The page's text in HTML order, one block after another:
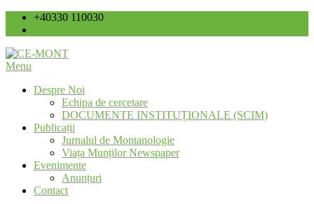
Skip
+40330 110030
CE-MONT
Menu
Despre Noi
Echipa de cercetare
DOCUMENTE INSTITUȚIONALE (SCIM)
Publicații
Jurnalul de Montanologie
Viața Munților Newspaper
Evenimente
Anunțuri
Contact